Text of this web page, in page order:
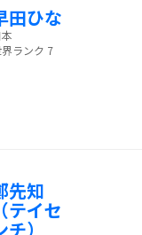
田ひな
ランク 7
先知
（テイセ
チ）